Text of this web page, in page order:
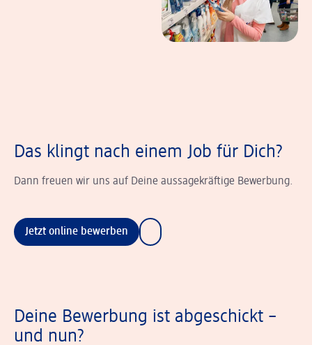
Das klingt nach einem Job für Dich?
Dann freuen wir uns auf Deine aussagekräftige Bewerbung.
Jetzt online bewerben
Deine Bewerbung ist abgeschickt –
und nun?